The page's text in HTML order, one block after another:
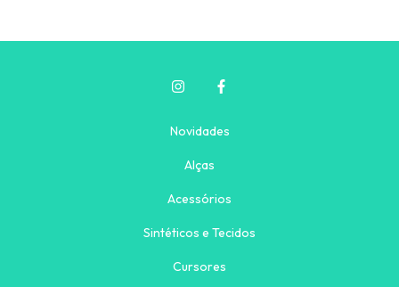
Novidades
Alças
Acessórios
Sintéticos e Tecidos
Cursores